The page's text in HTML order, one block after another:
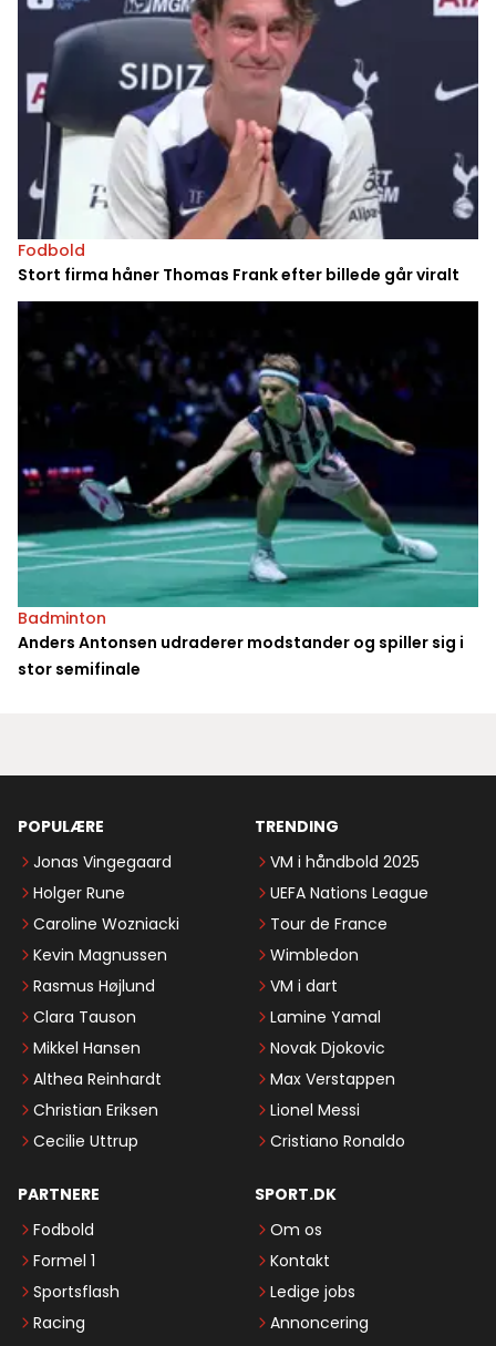
Fodbold
Stort firma håner Thomas Frank efter billede går viralt
Badminton
Anders Antonsen udraderer modstander og spiller sig i
stor semifinale
POPULÆRE
Jonas Vingegaard
Holger Rune
Caroline Wozniacki
Kevin Magnussen
Rasmus Højlund
Clara Tauson
Mikkel Hansen
Althea Reinhardt
Christian Eriksen
Cecilie Uttrup
TRENDING
VM i håndbold 2025
UEFA Nations League
Tour de France
Wimbledon
VM i dart
Lamine Yamal
Novak Djokovic
Max Verstappen
Lionel Messi
Cristiano Ronaldo
PARTNERE
Fodbold
Formel 1
Sportsflash
Racing
SPORT.DK
Om os
Kontakt
Ledige jobs
Annoncering